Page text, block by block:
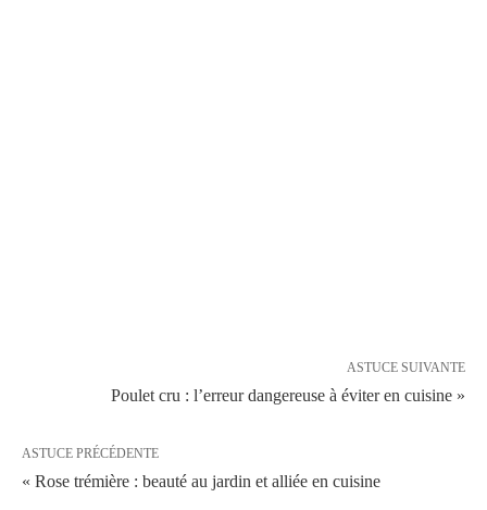
ASTUCE SUIVANTE
Poulet cru : l’erreur dangereuse à éviter en cuisine »
ASTUCE PRÉCÉDENTE
« Rose trémière : beauté au jardin et alliée en cuisine